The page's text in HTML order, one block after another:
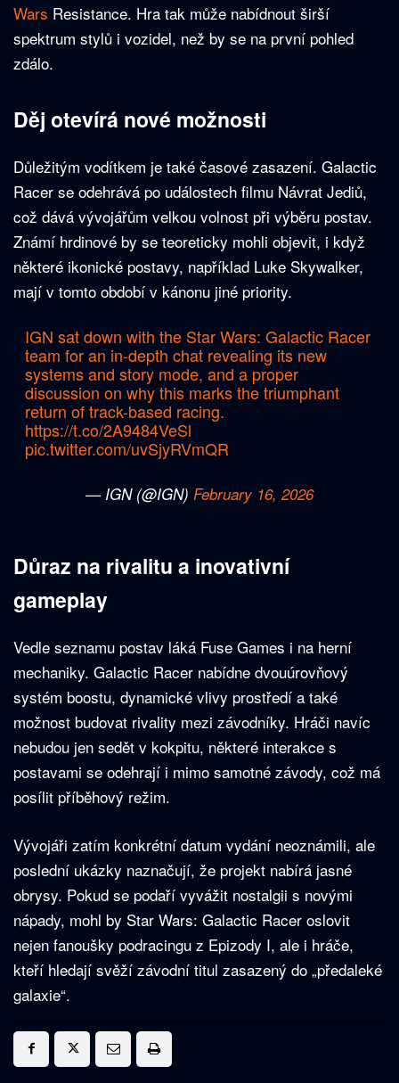
Wars Resistance. Hra tak může nabídnout širší
spektrum stylů i vozidel, než by se na první pohled
zdálo.
Děj otevírá nové možnosti
Důležitým vodítkem je také časové zasazení. Galactic
Racer se odehrává po událostech filmu Návrat Jediů,
což dává vývojářům velkou volnost při výběru postav.
Známí hrdinové by se teoreticky mohli objevit, i když
některé ikonické postavy, například Luke Skywalker,
mají v tomto období v kánonu jiné priority.
IGN sat down with the Star Wars: Galactic Racer
team for an in-depth chat revealing its new
systems and story mode, and a proper
discussion on why this marks the triumphant
return of track-based racing.
https://t.co/2A9484VeSl
pic.twitter.com/uvSjyRVmQR
— IGN (@IGN) February 16, 2026
Důraz na rivalitu a inovativní
gameplay
Vedle seznamu postav láká Fuse Games i na herní
mechaniky. Galactic Racer nabídne dvouúrovňový
systém boostu, dynamické vlivy prostředí a také
možnost budovat rivality mezi závodníky. Hráči navíc
nebudou jen sedět v kokpitu, některé interakce s
postavami se odehrají i mimo samotné závody, což má
posílit příběhový režim.
Vývojáři zatím konkrétní datum vydání neoznámili, ale
poslední ukázky naznačují, že projekt nabírá jasné
obrysy. Pokud se podaří vyvážit nostalgii s novými
nápady, mohl by Star Wars: Galactic Racer oslovit
nejen fanoušky podracingu z Epizody I, ale i hráče,
kteří hledají svěží závodní titul zasazený do „předaleké
galaxie“.